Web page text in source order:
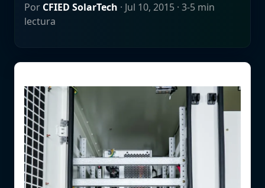
Por CFIED SolarTech · Jul 10, 2015 · 3-5 min
lectura